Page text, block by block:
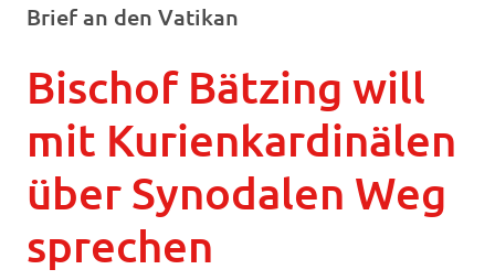
Brief an den Vatikan
Bischof Bätzing will
mit Kurienkardinälen
über Synodalen Weg
sprechen